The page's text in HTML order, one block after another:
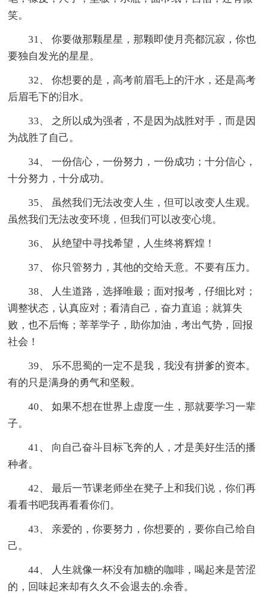
笑。
31、 你要做那颗星星，那颗即使月亮都沉寂，你也
要独自发光的星星。
32、 你想要的是，高考前眉毛上的汗水，还是高考
后眉毛下的泪水。
33、 之所以成为强者，不是因为战胜对手，而是因
为战胜了自己。
34、 一份信心，一份努力，一份成功；十分信心，
十分努力，十分成功。
35、 虽然我们无法改变人生，但可以改变人生观。
虽然我们无法改变环境，但我们可以改变心境。
36、 从绝望中寻找希望，人生终将辉煌！
37、 你只管努力，其他的交给天意。不要有压力。
38、 人生道路，选择唯最；面对报考，仔细比对；
调整状态，认真应对；看清自己，奋力直追；就算失
败，也不后悔；莘莘学子，助你加油，考出气势，回报
社会！
39、 乐不思蜀的一定不是我，我没有拼爹的资本。
有的只是满身的勇气和坚毅。
40、 如果不想在世界上虚度一生，那就要学习一辈
子。
41、 向自己奋斗目标飞奔的人，才是美好生活的播
种者。
42、 最后一节课老师坐在凳子上和我们说，你们再
看看书吧我再看看你们。
43、 亲爱的，你要努力，你想要的，要你自己给自
己。
44、 人生就像一杯没有加糖的咖啡，喝起来是苦涩
的，回味起来却有久久不会退去的.余香。